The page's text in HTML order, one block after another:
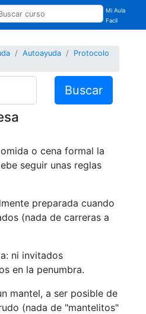
Mi Aula
Facil
Autoayuda
Protocolo
Buscar
o cena formal la
seguir unas reglas
preparada cuando
(nada de carreras a
ni invitados
en la penumbra.
mantel, a ser posible de
(nada de "mantelitos"